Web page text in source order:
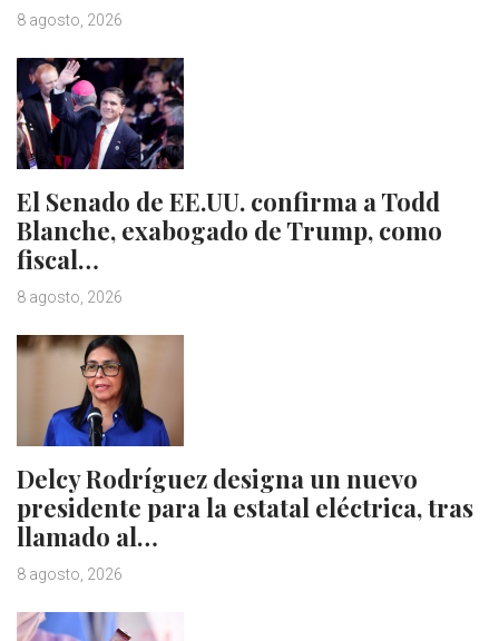
8 agosto, 2026
El Senado de EE.UU. confirma a Todd
Blanche, exabogado de Trump, como
fiscal…
8 agosto, 2026
Delcy Rodríguez designa un nuevo
presidente para la estatal eléctrica, tras
llamado al…
8 agosto, 2026